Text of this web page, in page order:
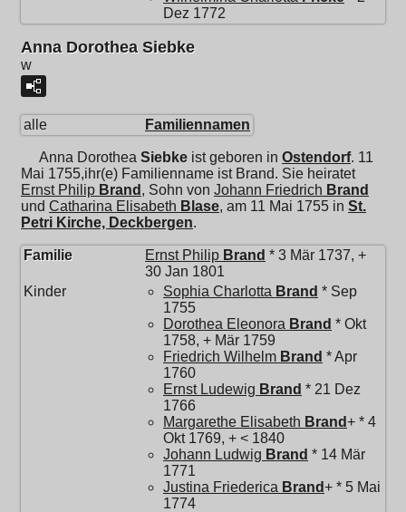
Dez 1772
Anna Dorothea Siebke
w
alle Familiennamen
Anna Dorothea Siebke ist geboren in Ostendorf. 11
Mai 1755,ihr(e) Familienname ist Brand. Sie heiratet
Ernst Philip Brand , Sohn von Johann Friedrich Brand
und Catharina Elisabeth Blase, am 11 Mai 1755 in St.
Petri Kirche, Deckbergen.
Familie Ernst Philip Brand * 3 Mär 1737, +
30 Jan 1801
Kinder
Sophia Charlotta Brand * Sep
1755
Dorothea Eleonora Brand * Okt
1758, + Mär 1759
Friedrich Wilhelm Brand * Apr
1760
Ernst Ludewig Brand * 21 Dez
1766
Margarethe Elisabeth Brand+ * 4
Okt 1769, + < 1840
Johann Ludwig Brand * 14 Mär
1771
Justina Friederica Brand+ * 5 Mai
1774